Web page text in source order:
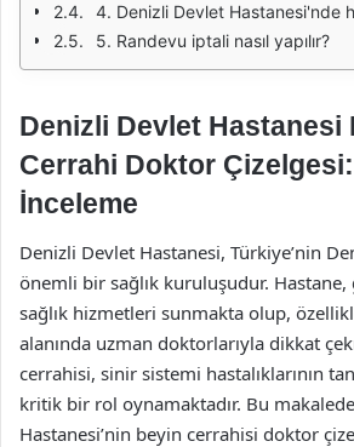
4. Denizli Devlet Hastanesi'nde hangi beyin
5. Randevu iptali nasıl yapılır?
Denizli Devlet Hastanesi
Cerrahi Doktor
İnceleme
Denizli Devlet Hastanesi, Türkiye’nin
önemli bir sağlık kuruluşudur.
sağlık hizmetleri sunmakta olup,
alanında uzman doktorlarıyla dikkat
cerrahisi, sinir sistemi hastalıklarının
kritik bir rol oynamaktadır. Bu
Hastanesi’nin beyin cerrahisi doktor